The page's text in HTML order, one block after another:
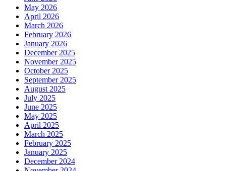
May 2026
April 2026
March 2026
February 2026
January 2026
December 2025
November 2025
October 2025
September 2025
August 2025
July 2025
June 2025
May 2025
April 2025
March 2025
February 2025
January 2025
December 2024